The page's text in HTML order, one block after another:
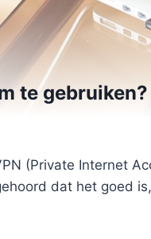
te gebruiken?
(Private Internet
dat het goed